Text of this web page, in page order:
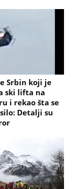
Srbin koji je
ski lifta na
i rekao šta se
Detalji su